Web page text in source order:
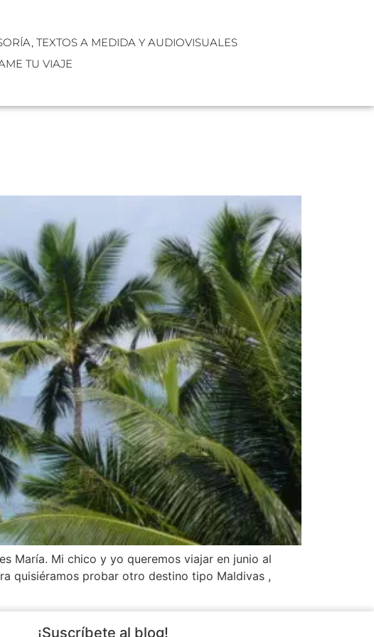
TEXTOS A MEDIDA Y AUDIOVISUALES
TU VIAJE
María. Mi chico y yo queremos viajar en junio al
quisiéramos probar otro destino tipo Maldivas ,
¡Suscríbete al blog!